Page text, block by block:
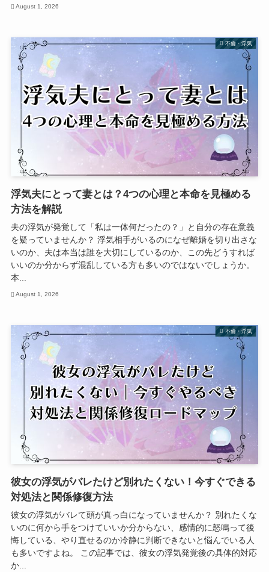
August 1, 2026
不倫・浮気
浮気夫にとって妻とは？4つの心理と本命を見極める
方法を解説
夫の浮気が発覚して「私は一体何だったの？」と自分の存在意義
を疑っていませんか？ 浮気相手がいるのになぜ離婚を切り出さな
いのか、夫は本当は誰を大切にしているのか、この先どうすれば
いいのか分からず混乱している方も多いのではないでしょうか。
本...
August 1, 2026
不倫・浮気
彼女の浮気がバレたけど別れたくない！今すぐできる
対処法と関係修復方法
彼女の浮気がバレて頭が真っ白になっていませんか？ 別れたくな
いのに何から手をつけていいか分からない、感情的に怒鳴って後
悔している、やり直せるのか冷静に判断できないと悩んでいる人
も多いですよね。 この記事では、彼女の浮気発覚後の具体的対応
か...